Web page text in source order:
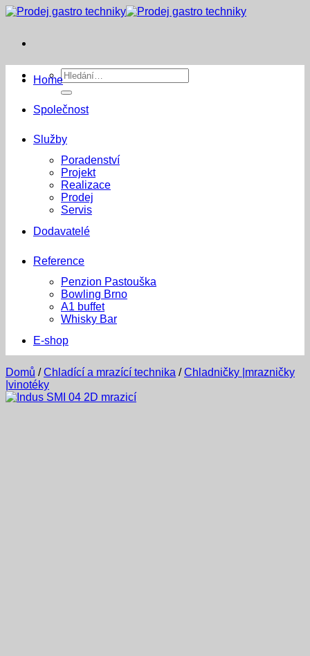
Přeskočit
Hledat:
Home
Společnost
Služby
Poradenství
Projekt
Realizace
Prodej
Servis
Dodavatelé
Reference
Penzion Pastouška
Bowling Brno
A1 buffet
Whisky Bar
E-shop
Domů / Chladící a mrazící technika / Chladničky |mrazničky
|vinotéky